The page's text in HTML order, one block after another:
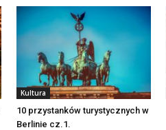
Kultura
10 przystanków turystycznych w
Berlinie cz.1.